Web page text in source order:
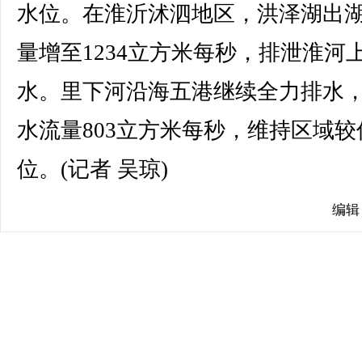
水位。在淮沂沭泗地区，洪泽湖出
量增至1234立方米每秒，排泄淮河
水。里下河沿海五港继续全力排水
水流量803立方米每秒，维持区域较
位。(记者 吴琼)
编